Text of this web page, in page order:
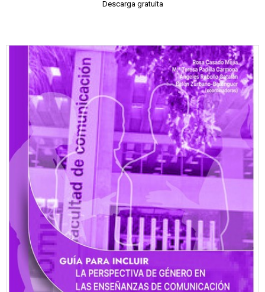
Descarga gratuita